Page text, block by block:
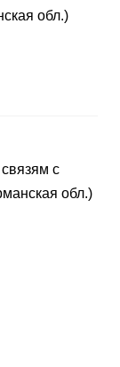
обл.)
с
обл.)